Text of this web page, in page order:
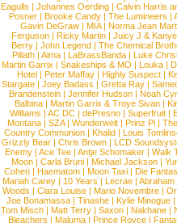
Eagulls |Johannes Oerding |Calvin Harris
Posner |Brooke Candy |The Lumineers |
Gavin DeGraw | MIA| Norma Jean
Ferguson | Ricky Martin | Juicy J &
Berry | John Legend | The Chemical
Pillath |Alma |LaBrassBanda |Luke
Martin Garrix | Snakeships & MO | Louka |
Hotel | Peter Maffay | Highly Suspect |
Stargate |Joey Badass |Gretta Ray |
Brandenstein |Jennifer Hudson |Noah
Balbina | Martin Garrix & Troye Sivan |
Williams |AC DC |dePresno |Superfruit |
Montana |SZA|Wunderwelt |Prinz Pi |
Country Communion | Khalid | Louis
Grizzly Bear | Chris Brown | LCD
Enemy | Ace Tee | Antje Schomaker | Walk
Moon |Carla Bruni |Michael Jackson |
Cohen |Haematom |Moon Taxi |Die
Mariah Carey | 10 Years | Lecrae | Abraham
Woods |Clara Louise |Mario Novembre |
Joe Bonamassa | Tinashe | Kylie Minogue |
Tom Misch |Matt Terry |Saxon |Nakhane |
Bleachers | Maluma | Prince Royce |